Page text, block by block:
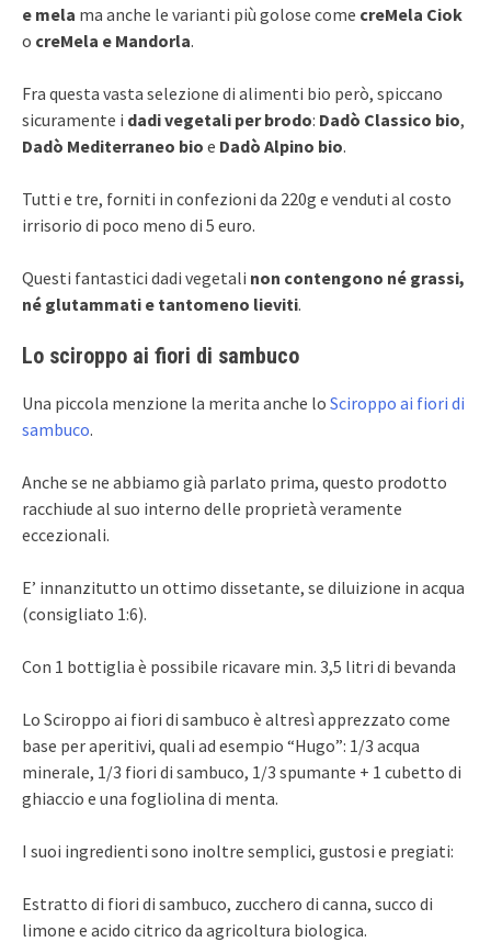
e mela ma anche le varianti più golose come creMela Ciok
o creMela e Mandorla.
Fra questa vasta selezione di alimenti bio però, spiccano
sicuramente i dadi vegetali per brodo: Dadò Classico bio,
Dadò Mediterraneo bio e Dadò Alpino bio.
Tutti e tre, forniti in confezioni da 220g e venduti al costo
irrisorio di poco meno di 5 euro.
Questi fantastici dadi vegetali non contengono né grassi,
né glutammati e tantomeno lieviti.
Lo sciroppo ai fiori di sambuco
Una piccola menzione la merita anche lo Sciroppo ai fiori di
sambuco.
Anche se ne abbiamo già parlato prima, questo prodotto
racchiude al suo interno delle proprietà veramente
eccezionali.
E’ innanzitutto un ottimo dissetante, se diluizione in acqua
(consigliato 1:6).
Con 1 bottiglia è possibile ricavare min. 3,5 litri di bevanda
Lo Sciroppo ai fiori di sambuco è altresì apprezzato come
base per aperitivi, quali ad esempio “Hugo”: 1/3 acqua
minerale, 1/3 fiori di sambuco, 1/3 spumante + 1 cubetto di
ghiaccio e una fogliolina di menta.
I suoi ingredienti sono inoltre semplici, gustosi e pregiati:
Estratto di fiori di sambuco, zucchero di canna, succo di
limone e acido citrico da agricoltura biologica.